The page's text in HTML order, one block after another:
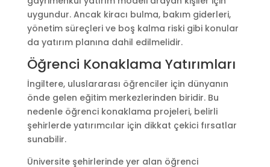
uygundur. Ancak kiracı bulma, bakım giderleri,
yönetim süreçleri ve boş kalma riski gibi konular
da yatırım planına dahil edilmelidir.
Öğrenci Konaklama Yatırımları
İngiltere, uluslararası öğrenciler için dünyanın
önde gelen eğitim merkezlerinden biridir. Bu
nedenle öğrenci konaklama projeleri, belirli
şehirlerde yatırımcılar için dikkat çekici fırsatlar
sunabilir.
Üniversite şehirlerinde yer alan öğrenci